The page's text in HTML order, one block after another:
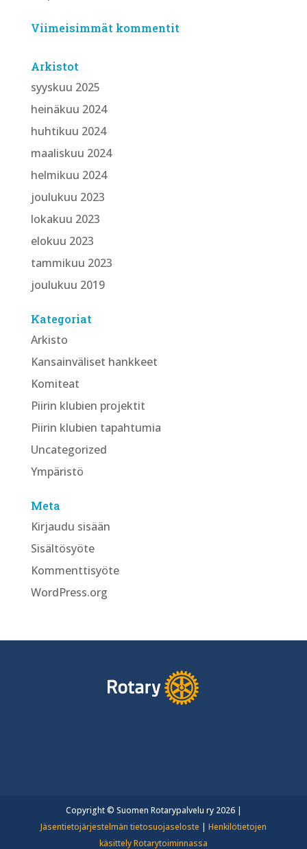
Viimeisimmät kommentit
Arkistot
syyskuu 2025
heinäkuu 2024
huhtikuu 2024
maaliskuu 2024
helmikuu 2024
joulukuu 2023
lokakuu 2023
elokuu 2023
tammikuu 2023
joulukuu 2019
Kategoriat
Arkisto
Kansainväliset hankkeet
Komiteat
Piirin klubien projektit
Piirin klubien tapahtumia
Uncategorized
Ympäristö
Meta
Kirjaudu sisään
Sisältösyöte
Kommenttisyöte
WordPress.org
Copyright © Suomen Rotarypalvelu ry 2026 |
Jäsentietojärjestelmän tietosuojaseloste | Henkilötietojen
käsittely Rotarytoiminnassa